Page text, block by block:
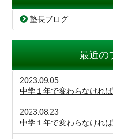
塾長ブログ
最近の
2023.09.05
中学１年で変わらなけれ
2023.08.23
中学１年で変わらなけれ